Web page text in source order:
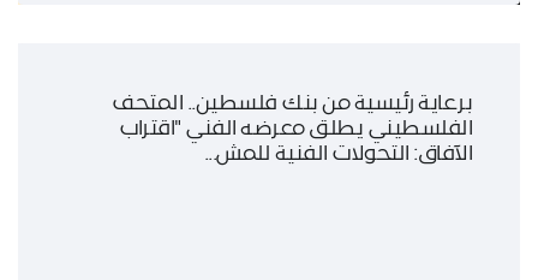
برعاية رئيسية من بنك فلسطين.. المتحف
الفلسطيني يطلق معرضه الفني "اقتراب
الآفاق: التحولات الفنية للمش...